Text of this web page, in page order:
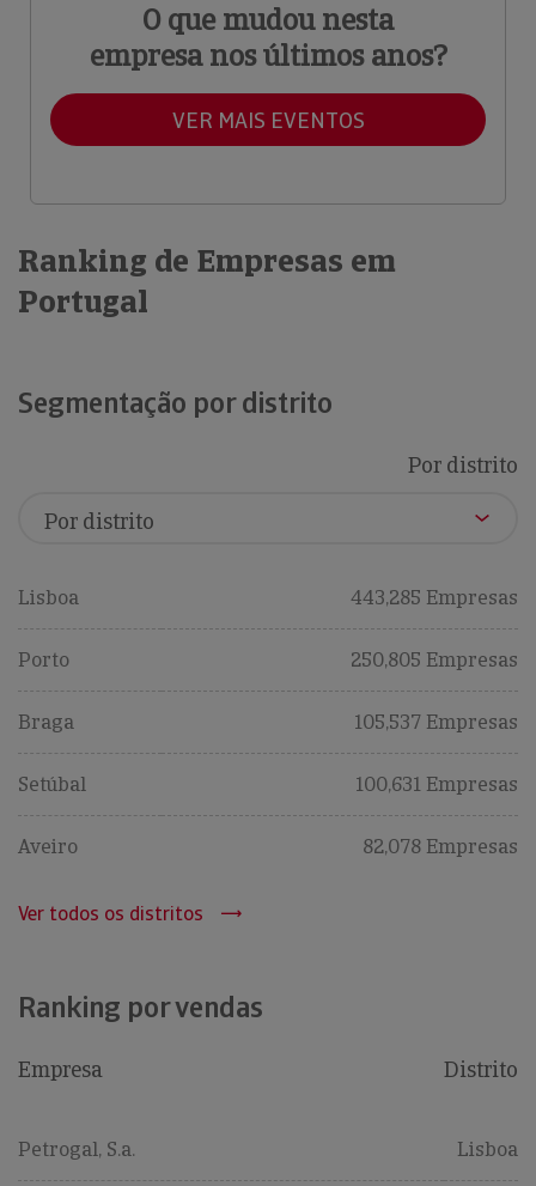
O que mudou nesta
empresa nos últimos anos?
VER MAIS EVENTOS
Ranking de Empresas em
Portugal
Segmentação por distrito
Por distrito
Lisboa 443,285 Empresas
Porto 250,805 Empresas
Braga 105,537 Empresas
Setúbal 100,631 Empresas
Aveiro 82,078 Empresas
Ver todos os distritos
Ranking por vendas
Empresa Distrito
Petrogal, S.a. Lisboa